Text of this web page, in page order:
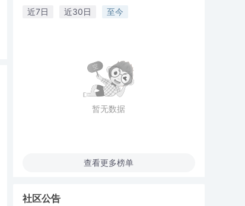
近7日 近30日 至今
暂无数据
查看更多榜单
社区公告